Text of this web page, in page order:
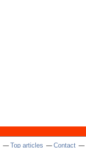
Top articles Contact